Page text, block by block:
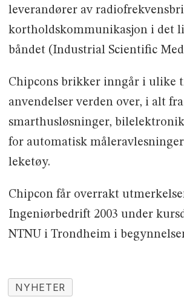
leverandører av
kortholdskommunikasjon i det
båndet (Industrial Scientific
Chipcons brikker inngår i ulike
anvendelser verden over, i alt fra
smarthusløsninger,
for automatisk
leketøy.
Chipcon får overrakt
Ingeniørbedrift 2003 under
NTNU i Trondheim i
NYHETER